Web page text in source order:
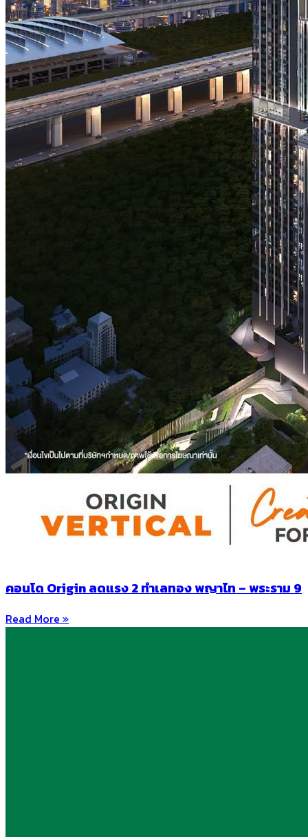
คอนโด Origin ลดแรง 2 ทำเลทอง พญาไท – พระราม 9
Read More »